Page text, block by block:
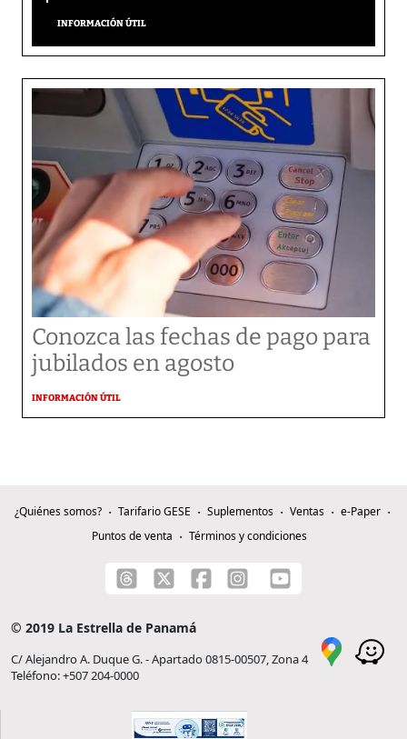
INFORMACIÓN ÚTIL
Conozca las fechas de pago para
jubilados en agosto
INFORMACIÓN ÚTIL
¿Quiénes somos? Tarifario GESE Suplementos Ventas
e-Paper
Puntos de venta
Términos y condiciones
© 2019 La Estrella de Panamá
C/ Alejandro A. Duque G. - Apartado 0815-00507, Zona 4
Teléfono: +507 204-0000